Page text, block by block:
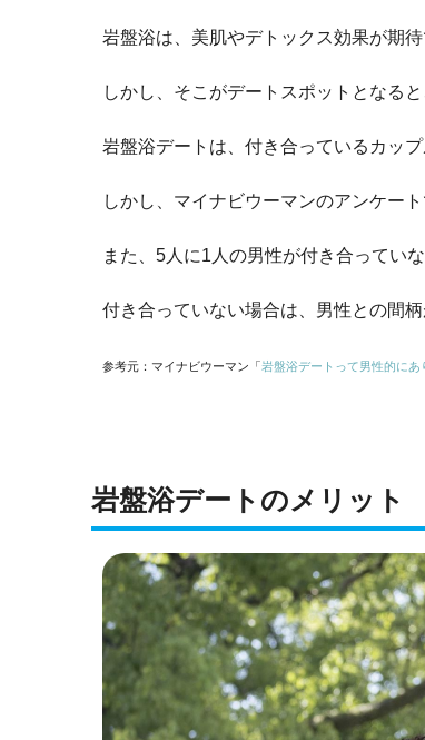
岩盤浴は、美肌やデトックス効果が期
しかし、そこがデートスポットとなる
岩盤浴デートは、付き合っているカッ
しかし、マイナビウーマンのアンケート
また、5人に1人の男性が付き合ってい
付き合っていない場合は、男性との間
参考元：マイナビウーマン「 岩盤浴デートって男性的にあ
岩盤浴デートのメリット